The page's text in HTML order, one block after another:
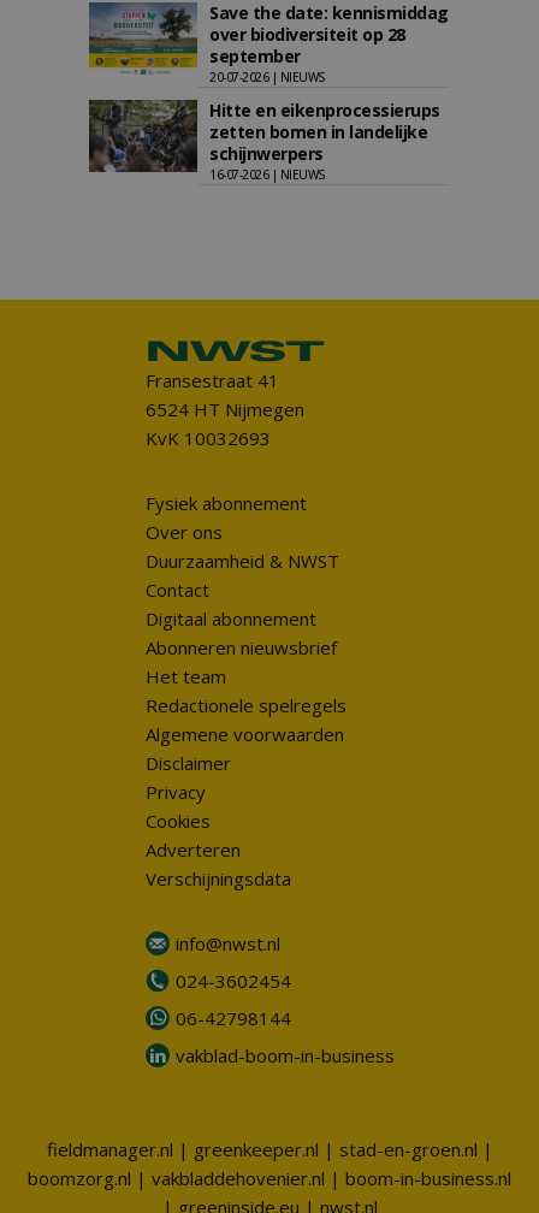
Save the date: kennismiddag
over biodiversiteit op 28
september
20-07-2026 | NIEUWS
Hitte en eikenprocessierups
zetten bomen in landelijke
schijnwerpers
16-07-2026 | NIEUWS
Fransestraat 41
6524 HT Nijmegen
KvK 10032693
Fysiek abonnement
Over ons
Duurzaamheid & NWST
Contact
Digitaal abonnement
Abonneren nieuwsbrief
Het team
Redactionele spelregels
Algemene voorwaarden
Disclaimer
Privacy
Cookies
Adverteren
Verschijningsdata
info@nwst.nl
024-3602454
06-42798144
vakblad-boom-in-business
fieldmanager.nl | greenkeeper.nl | stad-en-groen.nl |
boomzorg.nl | vakbladdehovenier.nl | boom-in-business.nl
| greeninside.eu | nwst.nl